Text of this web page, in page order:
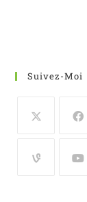
Suivez-Moi